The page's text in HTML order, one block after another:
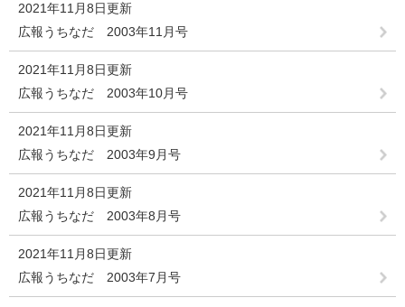
2021年11月8日更新
広報うちなだ 2003年11月号
2021年11月8日更新
広報うちなだ 2003年10月号
2021年11月8日更新
広報うちなだ 2003年9月号
2021年11月8日更新
広報うちなだ 2003年8月号
2021年11月8日更新
広報うちなだ 2003年7月号